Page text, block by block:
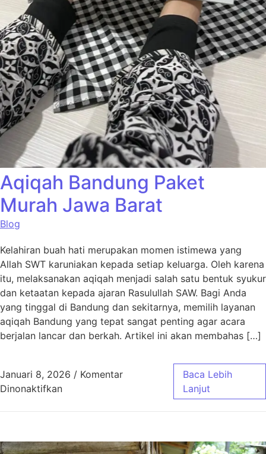
Aqiqah Bandung Paket
Murah Jawa Barat
Blog
Kelahiran buah hati merupakan momen istimewa yang
Allah SWT karuniakan kepada setiap keluarga. Oleh karena
itu, melaksanakan aqiqah menjadi salah satu bentuk syukur
dan ketaatan kepada ajaran Rasulullah SAW. Bagi Anda
yang tinggal di Bandung dan sekitarnya, memilih layanan
aqiqah Bandung yang tepat sangat penting agar acara
berjalan lancar dan berkah. Artikel ini akan membahas […]
Januari 8, 2026 / Komentar
Dinonaktifkanpada Aqiqah Bandung Paket Murah Jawa
Baca Lebih
Lanjut